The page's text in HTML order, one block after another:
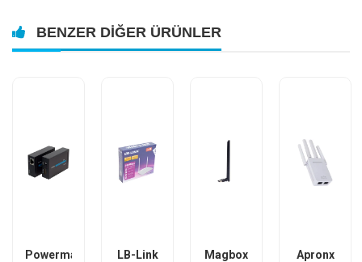
BENZER DIĞER ÜRÜNLER
Powermaster
LB-Link
Magbox
Apronx